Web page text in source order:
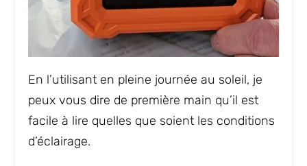
En l’utilisant en pleine journée au soleil, je
peux vous dire de première main qu’il est
facile à lire quelles que soient les conditions
d’éclairage.